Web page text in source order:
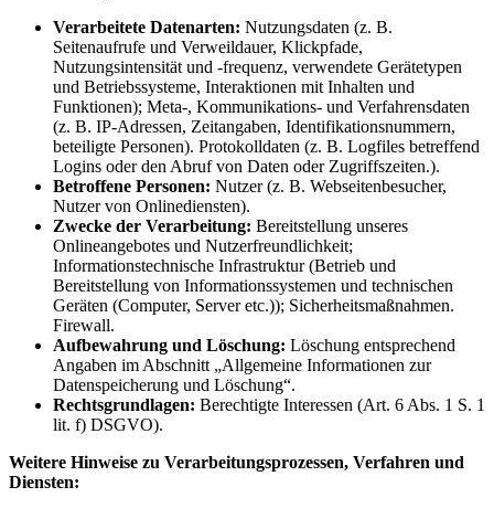
Verarbeitete Datenarten: Nutzungsdaten (z. B.
Seitenaufrufe und Verweildauer, Klickpfade,
Nutzungsintensität und -frequenz, verwendete Gerätetypen
und Betriebssysteme, Interaktionen mit Inhalten und
Funktionen); Meta-, Kommunikations- und Verfahrensdaten
(z. B. IP-Adressen, Zeitangaben, Identifikationsnummern,
beteiligte Personen). Protokolldaten (z. B. Logfiles betreffend
Logins oder den Abruf von Daten oder Zugriffszeiten.).
Betroffene Personen: Nutzer (z. B. Webseitenbesucher,
Nutzer von Onlinediensten).
Zwecke der Verarbeitung: Bereitstellung unseres
Onlineangebotes und Nutzerfreundlichkeit;
Informationstechnische Infrastruktur (Betrieb und
Bereitstellung von Informationssystemen und technischen
Geräten (Computer, Server etc.)); Sicherheitsmaßnahmen.
Firewall.
Aufbewahrung und Löschung: Löschung entsprechend
Angaben im Abschnitt „Allgemeine Informationen zur
Datenspeicherung und Löschung“.
Rechtsgrundlagen: Berechtigte Interessen (Art. 6 Abs. 1 S. 1
lit. f) DSGVO).
Weitere Hinweise zu Verarbeitungsprozessen, Verfahren und
Diensten: